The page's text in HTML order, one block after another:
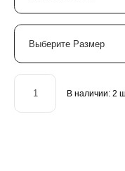
Выберите Размер
В наличии: 2